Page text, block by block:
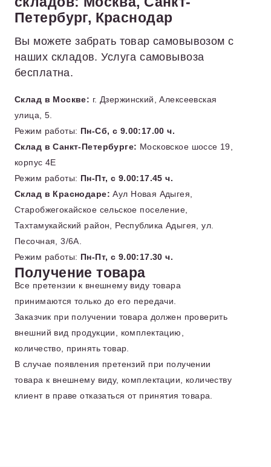
Петербург, Краснодар
Вы можете забрать товар самовывозом с
наших складов. Услуга самовывоза
бесплатна.
Склад в Москве: г. Дзержинский, Алексеевская
улица, 5.
Режим работы: Пн-Сб, с 9.00:17.00 ч.
Склад в Санкт-Петербурге: Московское шоссе 19,
корпус 4Е
Режим работы: Пн-Пт, с 9.00:17.45 ч.
Склад в Краснодаре: Аул Новая Адыгея,
Старобжегокайское сельское поселение,
Тахтамукайский район, Республика Адыгея, ул.
Песочная, 3/6А.
Режим работы: Пн-Пт, с 9.00:17.30 ч.
Получение товара
Все претензии к внешнему виду товара
принимаются только до его передачи.
Заказчик при получении товара должен проверить
внешний вид продукции, комплектацию,
количество, принять товар.
В случае появления претензий при получении
товара к внешнему виду, комплектации, количеству
клиент в праве отказаться от принятия товара.